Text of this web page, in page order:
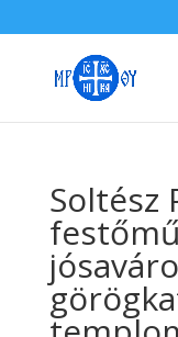
Soltész